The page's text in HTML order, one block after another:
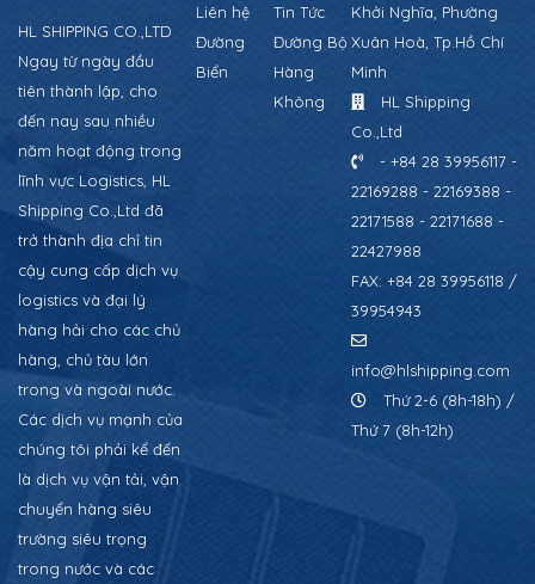
HL SHIPPING CO.,LTD
Ngay từ ngày đầu
tiên thành lập, cho
đến nay sau nhiều
năm hoạt động trong
lĩnh vực Logistics, HL
Shipping Co.,Ltd đã
trở thành địa chỉ tin
cậy cung cấp dịch vụ
logistics và đại lý
hàng hải cho các chủ
hàng, chủ tàu lớn
trong và ngoài nước.
Các dịch vụ mạnh của
chúng tôi phải kể đến
là dịch vụ vận tải, vận
chuyển hàng siêu
trường siêu trọng
trong nước và các
Liên hệ
Tin Tức
Đường
Biển
Đường Bộ
Hàng
Không
Khởi Nghĩa, Phường
Xuân Hoà, Tp.Hồ Chí
Minh
HL Shipping
Co.,Ltd
- +84 28 39956117 -
22169288 - 22169388 -
22171588 - 22171688 -
22427988
FAX: +84 28 39956118 /
39954943
info@hlshipping.com
Thứ 2-6 (8h-18h) /
Thứ 7 (8h-12h)